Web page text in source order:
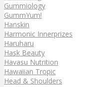
Gummiology
GummYum!
Hanskin
Harmonic Innerprizes
Haruharu
Hask Beauty
Havasu Nutrition
Hawaiian Tropic
Head & Shoulders